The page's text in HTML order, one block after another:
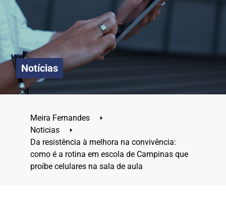
Notícias
Meira Fernandes
🢒
Noticias
🢒
Da resistência à melhora na convivência:
como é a rotina em escola de Campinas que
proíbe celulares na sala de aula